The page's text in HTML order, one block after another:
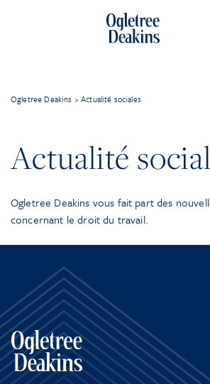
Ogletree Deakins >Actualité sociales
Actualité
Ogletree Deakins vous fait part des
concernant le droit du travail.